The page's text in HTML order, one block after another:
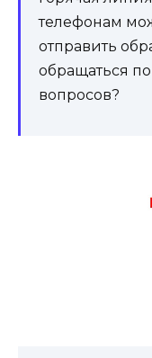
телефонам
отправить
обращаться
вопросов?